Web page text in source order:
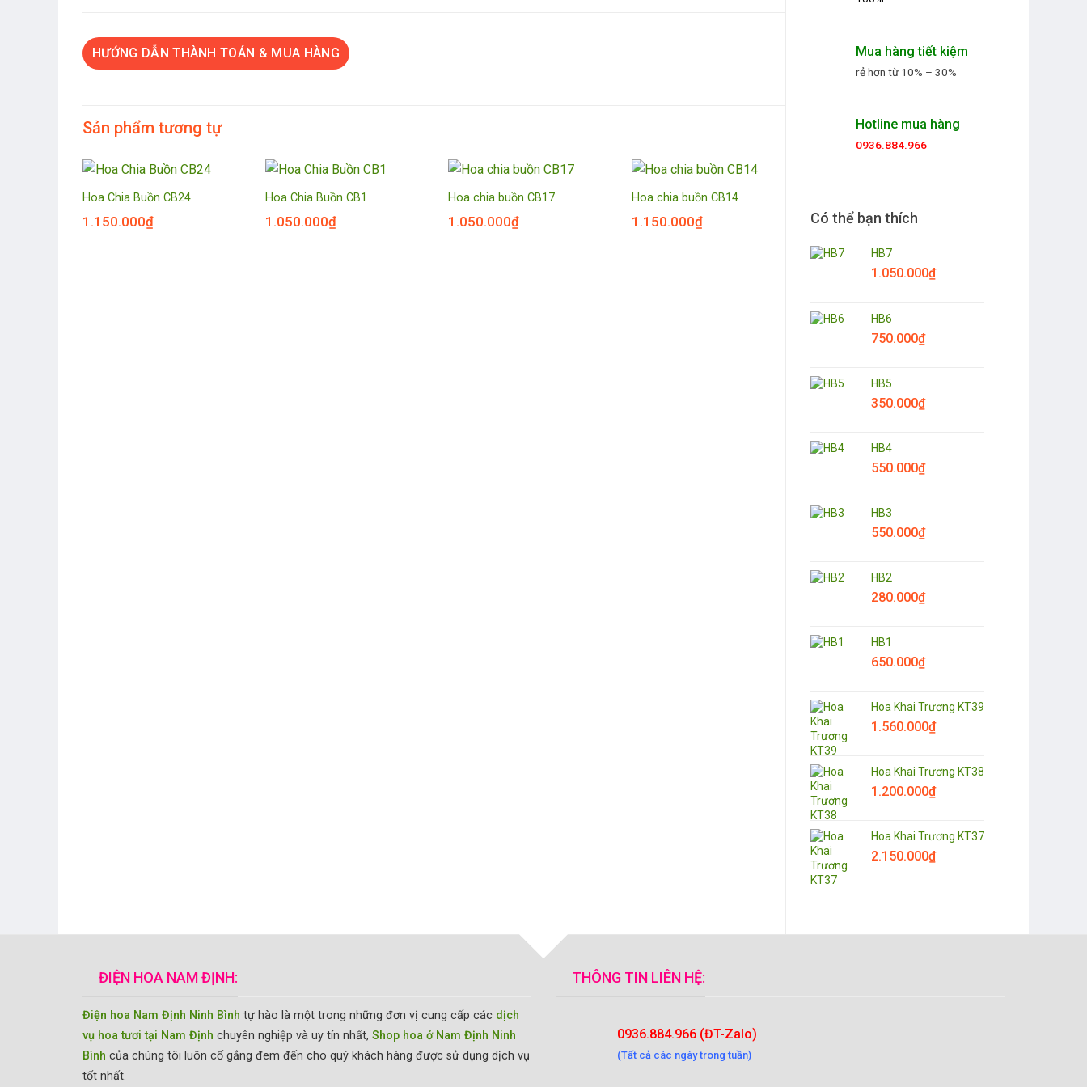
Mua hàng tiết kiệm
rẻ hơn từ 10% – 30%
Hotline mua hàng
0936.884.966
Có thể bạn thích
HB7
1.050.000₫
HB6
750.000₫
HB5
350.000₫
HB4
550.000₫
HB3
550.000₫
HB2
280.000₫
HB1
650.000₫
Hoa Khai Trương KT39
1.560.000₫
Hoa Khai Trương KT38
1.200.000₫
Hoa Khai Trương KT37
2.150.000₫
HƯỚNG DẪN THÀNH TOÁN & MUA HÀNG
Sản phẩm tương tự
Hoa Chia Buồn CB24
1.150.000₫
Hoa Chia Buồn CB1
1.050.000₫
Hoa chia buồn CB17
1.050.000₫
Hoa chia buồn CB14
1.150.000₫
Hoa chia buồn CB16
ĐIỆN HOA NAM ĐỊNH:
Điện hoa Nam Định Ninh Bình tự hào là một trong những đơn vị cung cấp các dịch
vụ hoa tươi tại Nam Định chuyên nghiệp và uy tín nhất, Shop hoa ở Nam Định Ninh
Bình của chúng tôi luôn cố gắng đem đến cho quý khách hàng được sử dụng dịch vụ
tốt nhất.
THÔNG TIN LIÊN HỆ:
0936.884.966 (ĐT-Zalo)
(Tất cả các ngày trong tuần)